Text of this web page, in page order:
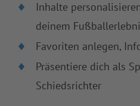
Inhalte
deinem
Favoriten anlegen,
Präsentiere dich als
Schiedsrichter